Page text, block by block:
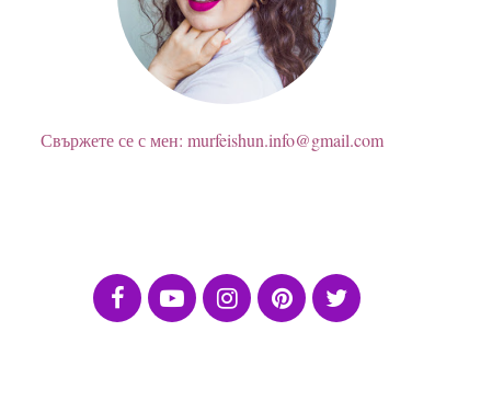
Свържете се с мен: murfeishun.info@gmail.com